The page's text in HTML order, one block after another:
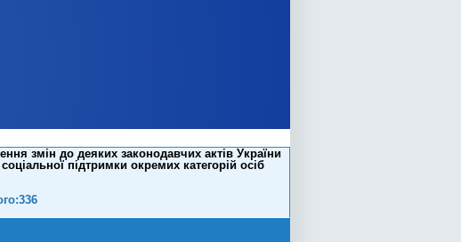
змін до деяких законодавчих актів України
підтримки окремих категорій осіб